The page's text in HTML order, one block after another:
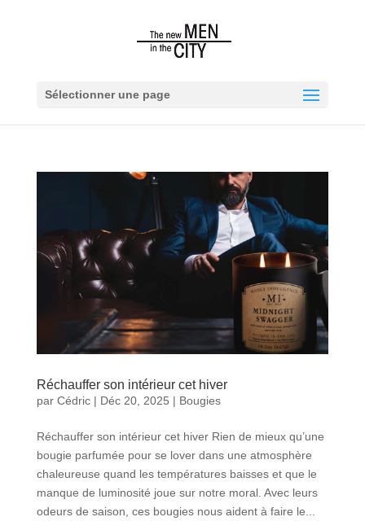
Sélectionner une page
Réchauffer son intérieur cet hiver
par Cédric| Déc 20, 2025 | Bougies
Réchauffer son intérieur cet hiver Rien de mieux qu’une
bougie parfumée pour se lover dans une atmosphère
chaleureuse quand les températures baisses et que le
manque de luminosité joue sur notre moral. Avec leurs
odeurs de saison, ces bougies nous aident à faire le...